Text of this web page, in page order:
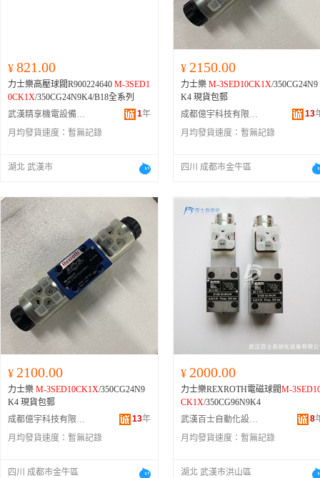
¥ 821.00
力士樂高壓球閥R900224640 M-3SED1
0CK1X/350CG24N9K4/B18全系列
武漢精享機電設備有限公司
1年
月均發貨速度： 暫無記錄
湖北 武漢市
¥ 2150.00
力士樂 M-3SED10CK1X/350CG24N9
K4 現貨包郵
成都億宇科技有限公司
13
月均發貨速度： 暫無記錄
四川 成都市金牛區
¥ 2100.00
力士樂 M-3SED10CK1X/350CG24N9
K4 現貨包郵
成都億宇科技有限公司
13年
月均發貨速度： 暫無記錄
四川 成都市金牛區
¥ 2000.00
力士樂REXROTH電磁球閥M-
CK1X/350CG96N9K4
武漢百士自動化設備有限公司
8
月均發貨速度： 暫無記錄
湖北 武漢市洪山區